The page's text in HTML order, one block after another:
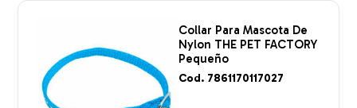
Collar Para Mascota De
Nylon THE PET FACTORY
Pequeño
Cod. 7861170117027